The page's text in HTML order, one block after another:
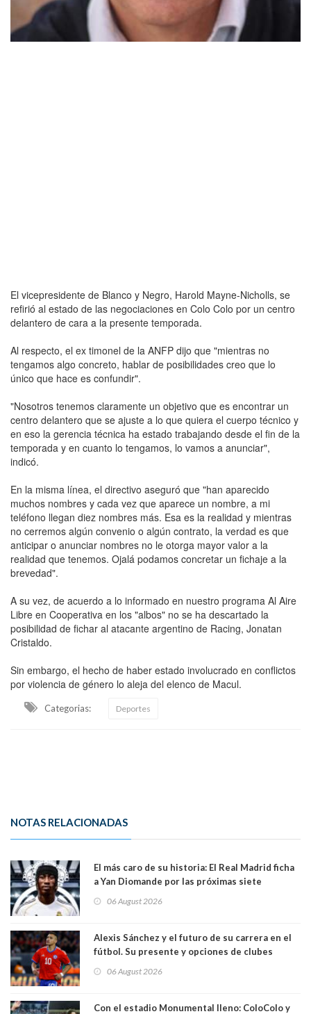
El vicepresidente de Blanco y Negro, Harold Mayne-Nicholls, se
refirió al estado de las negociaciones en Colo Colo por un centro
delantero de cara a la presente temporada.
Al respecto, el ex timonel de la ANFP dijo que "mientras no
tengamos algo concreto, hablar de posibilidades creo que lo
único que hace es confundir".
"Nosotros tenemos claramente un objetivo que es encontrar un
centro delantero que se ajuste a lo que quiera el cuerpo técnico y
en eso la gerencia técnica ha estado trabajando desde el fin de la
temporada y en cuanto lo tengamos, lo vamos a anunciar",
indicó.
En la misma línea, el directivo aseguró que "han aparecido
muchos nombres y cada vez que aparece un nombre, a mi
teléfono llegan diez nombres más. Esa es la realidad y mientras
no cerremos algún convenio o algún contrato, la verdad es que
anticipar o anunciar nombres no le otorga mayor valor a la
realidad que tenemos. Ojalá podamos concretar un fichaje a la
brevedad".
A su vez, de acuerdo a lo informado en nuestro programa Al Aire
Libre en Cooperativa en los "albos" no se ha descartado la
posibilidad de fichar al atacante argentino de Racing, Jonatan
Cristaldo.
Sin embargo, el hecho de haber estado involucrado en conflictos
por violencia de género lo aleja del elenco de Macul.
Categorias: Deportes
NOTAS RELACIONADAS
El más caro de su historia: El Real Madrid ficha
a Yan Diomande por las próximas siete
06 August 2026
Alexis Sánchez y el futuro de su carrera en el
fútbol. Su presente y opciones de clubes
06 August 2026
Con el estadio Monumental lleno: ColoColo y